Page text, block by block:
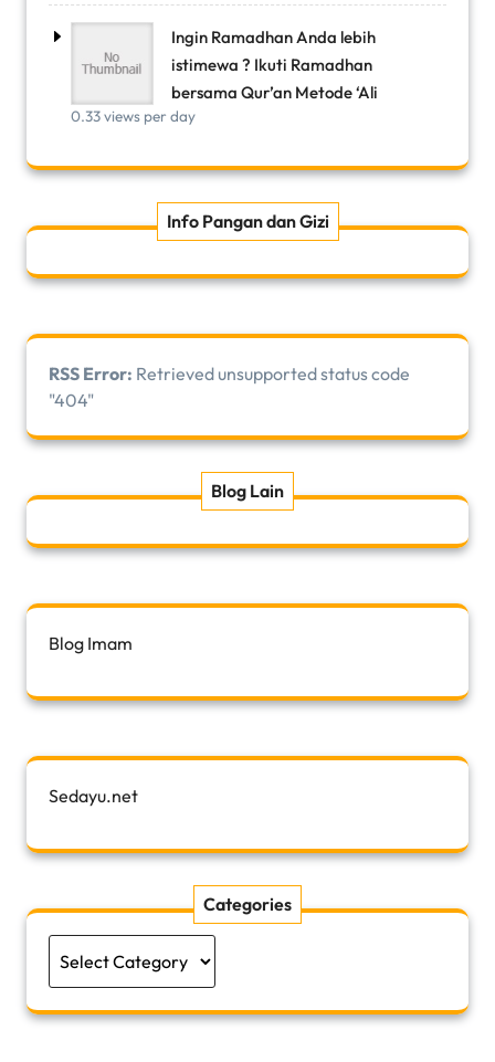
Ingin Ramadhan Anda lebih
istimewa ? Ikuti Ramadhan
bersama Qur’an Metode ‘Ali
0.33 views per day
Info Pangan dan Gizi
RSS Error: Retrieved unsupported status code
"404"
Blog Lain
Blog Imam
Sedayu.net
Categories